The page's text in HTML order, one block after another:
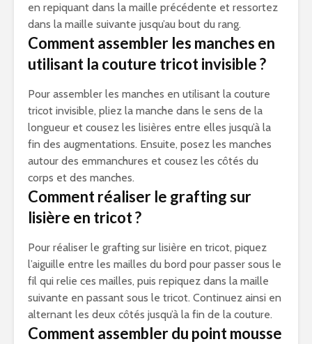
en repiquant dans la maille précédente et ressortez
dans la maille suivante jusqu’au bout du rang.
Comment assembler les manches en
utilisant la couture tricot invisible ?
Pour assembler les manches en utilisant la couture
tricot invisible, pliez la manche dans le sens de la
longueur et cousez les lisières entre elles jusqu’à la
fin des augmentations. Ensuite, posez les manches
autour des emmanchures et cousez les côtés du
corps et des manches.
Comment réaliser le grafting sur
lisière en tricot ?
Pour réaliser le grafting sur lisière en tricot, piquez
l’aiguille entre les mailles du bord pour passer sous le
fil qui relie ces mailles, puis repiquez dans la maille
suivante en passant sous le tricot. Continuez ainsi en
alternant les deux côtés jusqu’à la fin de la couture.
Comment assembler du point mousse